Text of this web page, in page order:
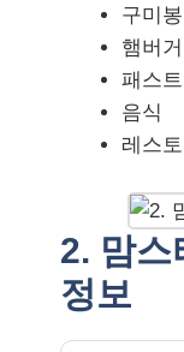
구미
햄버거
패스
음식
레스
2. 맘스
정보